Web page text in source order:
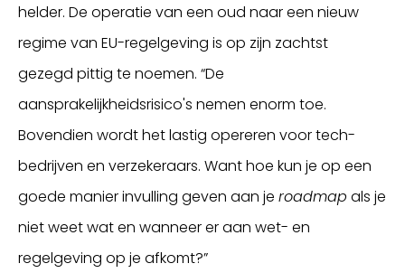
helder. De operatie van een oud naar een nieuw
regime van EU-regelgeving is op zijn zachtst
gezegd pittig te noemen. “De
aansprakelijkheidsrisico's nemen enorm toe.
Bovendien wordt het lastig opereren voor tech-
bedrijven en verzekeraars. Want hoe kun je op een
goede manier invulling geven aan je roadmap als je
niet weet wat en wanneer er aan wet- en
regelgeving op je afkomt?”